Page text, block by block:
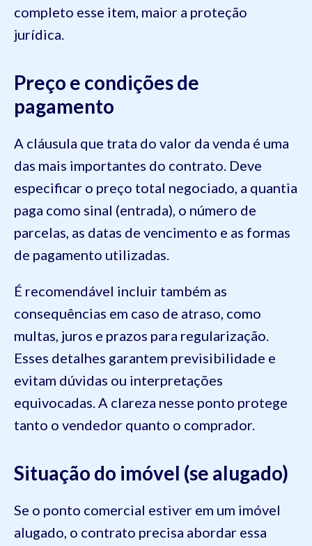
completo esse item, maior a proteção
jurídica.
Preço e condições de
pagamento
A cláusula que trata do valor da venda é uma
das mais importantes do contrato. Deve
especificar o preço total negociado, a quantia
paga como sinal (entrada), o número de
parcelas, as datas de vencimento e as formas
de pagamento utilizadas.
É recomendável incluir também as
consequências em caso de atraso, como
multas, juros e prazos para regularização.
Esses detalhes garantem previsibilidade e
evitam dúvidas ou interpretações
equivocadas. A clareza nesse ponto protege
tanto o vendedor quanto o comprador.
Situação do imóvel (se alugado)
Se o ponto comercial estiver em um imóvel
alugado, o contrato precisa abordar essa